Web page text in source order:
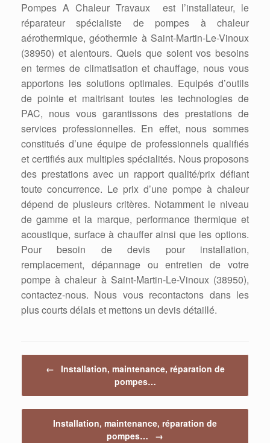
Pompes A Chaleur Travaux est l’installateur, le
réparateur spécialiste de pompes à chaleur
aérothermique, géothermie à Saint-Martin-Le-Vinoux
(38950) et alentours. Quels que soient vos besoins
en termes de climatisation et chauffage, nous vous
apportons les solutions optimales. Equipés d’outils
de pointe et maitrisant toutes les technologies de
PAC, nous vous garantissons des prestations de
services professionnelles. En effet, nous sommes
constitués d’une équipe de professionnels qualifiés
et certifiés aux multiples spécialités. Nous proposons
des prestations avec un rapport qualité/prix défiant
toute concurrence. Le prix d’une pompe à chaleur
dépend de plusieurs critères. Notamment le niveau
de gamme et la marque, performance thermique et
acoustique, surface à chauffer ainsi que les options.
Pour besoin de devis pour installation,
remplacement, dépannage ou entretien de votre
pompe à chaleur à Saint-Martin-Le-Vinoux (38950),
contactez-nous. Nous vous recontactons dans les
plus courts délais et mettons un devis détaillé.
←
Installation, maintenance, réparation de
pompes…
Installation, maintenance, réparation de
pompes…
→